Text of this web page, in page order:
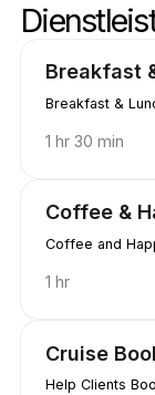
Breakfast
Breakfast &
1 hr 30 min
Coffee &
Coffee and
1 hr
Cruise
Help Clients